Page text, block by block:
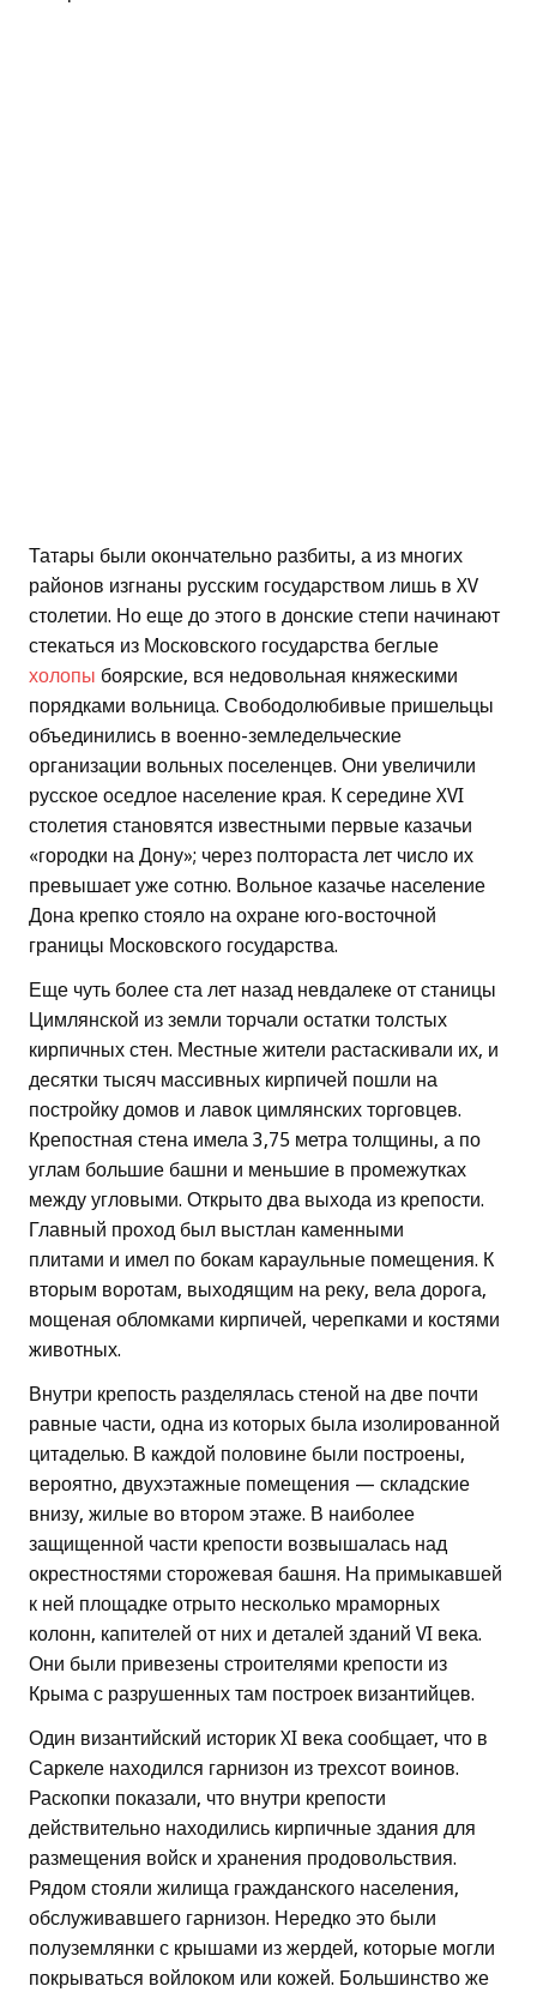
Татары были окончательно разбиты, а из многих
районов изгнаны русским государством лишь в XV
столетии. Но еще до этого в донские степи начинают
стекаться из Московского государства беглые
холопы боярские, вся недовольная княжескими
порядками вольница. Свободолюбивые пришельцы
объединились в военно-земледельческие
организации вольных поселенцев. Они увеличили
русское оседлое население края. К середине XVI
столетия становятся известными первые казачьи
«городки на Дону»; через полтораста лет число их
превышает уже сотню. Вольное казачье население
Дона крепко стояло на охране юго-восточной
границы Московского государства.
Еще чуть более ста лет назад невдалеке от станицы
Цимлянской из земли торчали остатки толстых
кирпичных стен. Местные жители растаскивали их, и
десятки тысяч массивных кирпичей пошли на
постройку домов и лавок цимлянских торговцев.
Крепостная стена имела 3,75 метра толщины, а по
углам большие башни и меньшие в промежутках
между угловыми. Открыто два выхода из крепости.
Главный проход был выстлан каменными
плитами и имел по бокам караульные помещения. К
вторым воротам, выходящим на реку, вела дорога,
мощеная обломками кирпичей, черепками и костями
животных.
Внутри крепость разделялась стеной на две почти
равные части, одна из которых была изолированной
цитаделью. В каждой половине были построены,
вероятно, двухэтажные помещения — складские
внизу, жилые во втором этаже. В наиболее
защищенной части крепости возвышалась над
окрестностями сторожевая башня. На примыкавшей
к ней площадке отрыто несколько мраморных
колонн, капителей от них и деталей зданий VI века.
Они были привезены строителями крепости из
Крыма с разрушенных там построек византийцев.
Один византийский историк XI века сообщает, что в
Саркеле находился гарнизон из трехсот воинов.
Раскопки показали, что внутри крепости
действительно находились кирпичные здания для
размещения войск и хранения продовольствия.
Рядом стояли жилища гражданского населения,
обслуживавшего гарнизон. Нередко это были
полуземлянки с крышами из жердей, которые могли
покрываться войлоком или кожей. Большинство же